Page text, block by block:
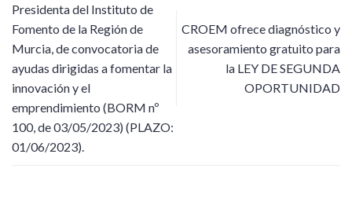
Presidenta del Instituto de
Fomento de la Región de
Murcia, de convocatoria de
ayudas dirigidas a fomentar la
innovación y el
emprendimiento (BORM nº
100, de 03/05/2023) (PLAZO:
01/06/2023).
CROEM ofrece diagnóstico y
asesoramiento gratuito para
la LEY DE SEGUNDA
OPORTUNIDAD